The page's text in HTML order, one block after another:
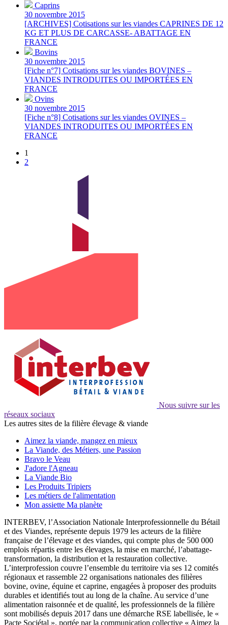
Caprins
30 novembre 2015
[ARCHIVES] Cotisations sur les viandes CAPRINES DE 12
KG ET PLUS DE CARCASSE- ABATTAGE EN
FRANCE
Bovins
30 novembre 2015
[Fiche n°7] Cotisations sur les viandes BOVINES –
VIANDES INTRODUITES OU IMPORTÉES EN
FRANCE
Ovins
30 novembre 2015
[Fiche n°8] Cotisations sur les viandes OVINES –
VIANDES INTRODUITES OU IMPORTÉES EN
FRANCE
1
2
Nous suivre sur les
réseaux sociaux
Les autres sites de la filière élevage & viande
Aimez la viande, mangez en mieux
La Viande, des Métiers, une Passion
Bravo le Veau
J'adore l'Agneau
La Viande Bio
Les Produits Tripiers
Les métiers de l'alimentation
Mon assiette Ma planète
INTERBEV, l’Association Nationale Interprofessionnelle du Bétail
et des Viandes, représente depuis 1979 les acteurs de la filière
française de l’élevage et des viandes, qui compte plus de 500 000
emplois répartis entre les élevages, la mise en marché, l’abattage-
transformation, la distribution et la restauration collective.
L’interprofession couvre l’ensemble du territoire via ses 12 comités
régionaux et rassemble 22 organisations nationales des filières
bovine, ovine, équine et caprine, engagées à proposer des produits
durables et identifiés tout au long de la chaîne. Au service d’une
alimentation raisonnée et de qualité, les professionnels de la filière
sont mobilisés depuis 2017 dans une démarche RSE labellisée, le «
Pacte Sociétal », portée par la communication collective « Aimez la